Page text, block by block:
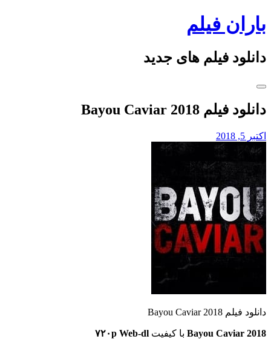
Skip
to
content
باران فیلم
دانلود فیلم های جدید
دانلود فیلم Bayou Caviar 2018
اکتبر 5, 2018
دانلود فیلم Bayou Caviar 2018
Bayou Caviar 2018 با کیفیت ۷۲۰p Web-dl